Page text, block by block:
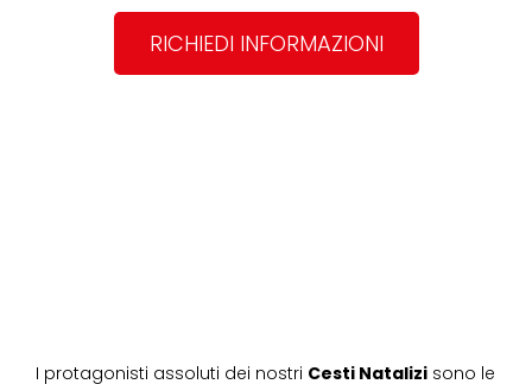
RICHIEDI INFORMAZIONI
I protagonisti assoluti dei nostri Cesti Natalizi sono le